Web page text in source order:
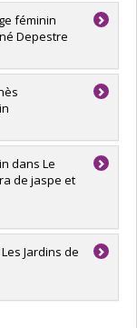
féminin
Depestre
dans Le
de jaspe et
Jardins de